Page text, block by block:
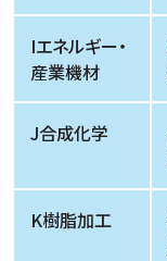
Iエネルギー・
産業機材
J合成化学
K樹脂加工